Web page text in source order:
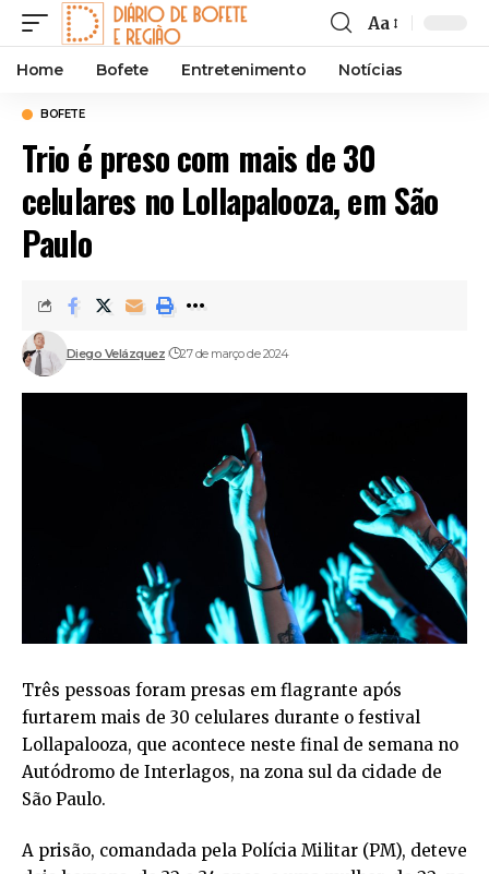
Font
Resizer
Aa
Home Bofete Entretenimento Notícias
BOFETE
Trio é preso com mais de 30
celulares no Lollapalooza, em São
Paulo
Diego Velázquez 27 de março de 2024
Três pessoas foram presas em flagrante após
furtarem mais de 30 celulares durante o festival
Lollapalooza, que acontece neste final de semana no
Autódromo de Interlagos, na zona sul da cidade de
São Paulo.
A prisão, comandada pela Polícia Militar (PM), deteve